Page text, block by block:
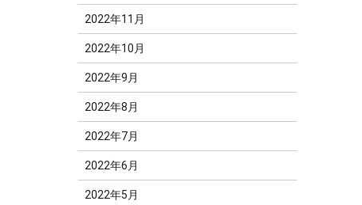
2022年11月
2022年10月
2022年9月
2022年8月
2022年7月
2022年6月
2022年5月